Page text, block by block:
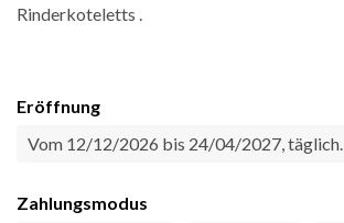
Rinderkoteletts .
Eröffnung
Vom 12/12/2026 bis 24/04/2027, täglich.
Zahlungsmodus